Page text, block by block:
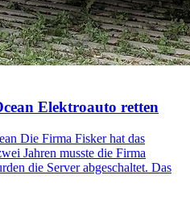
Elektroauto retten
Die Firma Fisker hat das
Jahren musste die Firma
die Server abgeschaltet. Das